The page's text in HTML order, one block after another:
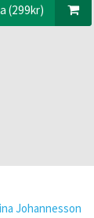
(299kr)
Johannesson